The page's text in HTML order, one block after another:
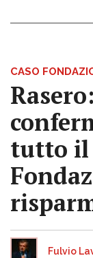
CASO
tutto il
Fulvio